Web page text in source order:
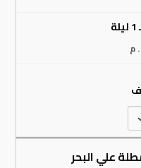
م
علي البحر